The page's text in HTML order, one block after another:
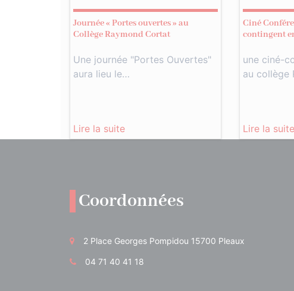
Journée « Portes ouvertes » au
Collège Raymond Cortat
Une journée "Portes Ouvertes"
aura lieu le…
Lire la suite
Ciné
contingent
une ciné-
au collège
Lire la suite
Coordonnées
2 Place Georges Pompidou 15700 Pleaux
04 71 40 41 18